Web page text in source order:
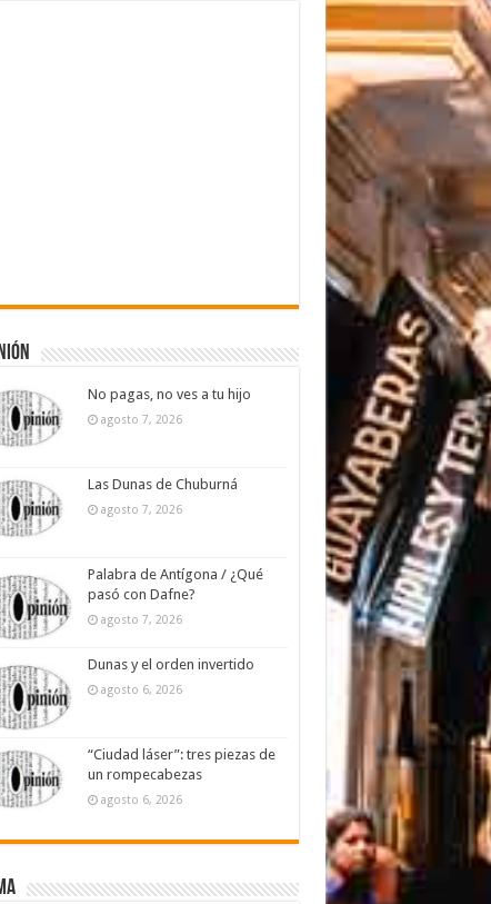
No pagas, no ves a tu hijo
agosto 7, 2026
Las Dunas de Chuburná
agosto 7, 2026
Palabra de Antígona / ¿Qué
pasó con Dafne?
agosto 7, 2026
Dunas y el orden invertido
agosto 6, 2026
“Ciudad láser”: tres piezas de
un rompecabezas
agosto 6, 2026